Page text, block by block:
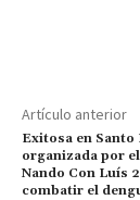
Artículo anterior
Exitosa en Santo
organizada por
Nando Con Luís
combatir el